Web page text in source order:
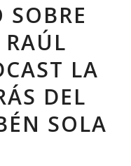
SOBRE
LA
DEL
SOLA